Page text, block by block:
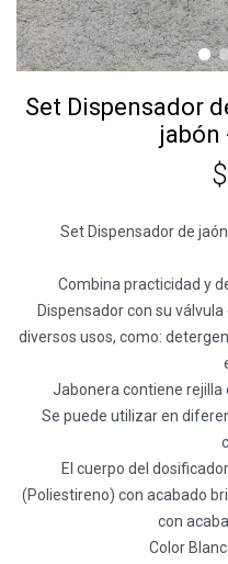
Set Dispensador
jabón
$
Set Dispensador de
Combina practicidad y
Dispensador con su
diversos usos, como:
Jabonera contiene rejilla
Se puede utilizar en
El cuerpo del
(Poliestireno) con acabado
con
Color